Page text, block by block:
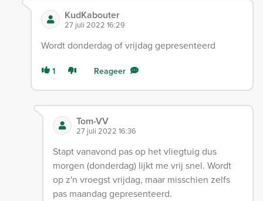
KudKabouter
27 juli 2022 16:29
Wordt donderdag of vrijdag gepresenteerd
1 Reageer
Tom-VV
27 juli 2022 16:36
Stapt vanavond pas op het vliegtuig dus
morgen (donderdag) lijkt me vrij snel. Wordt
op z'n vroegst vrijdag, maar misschien zelfs
pas maandag gepresenteerd.